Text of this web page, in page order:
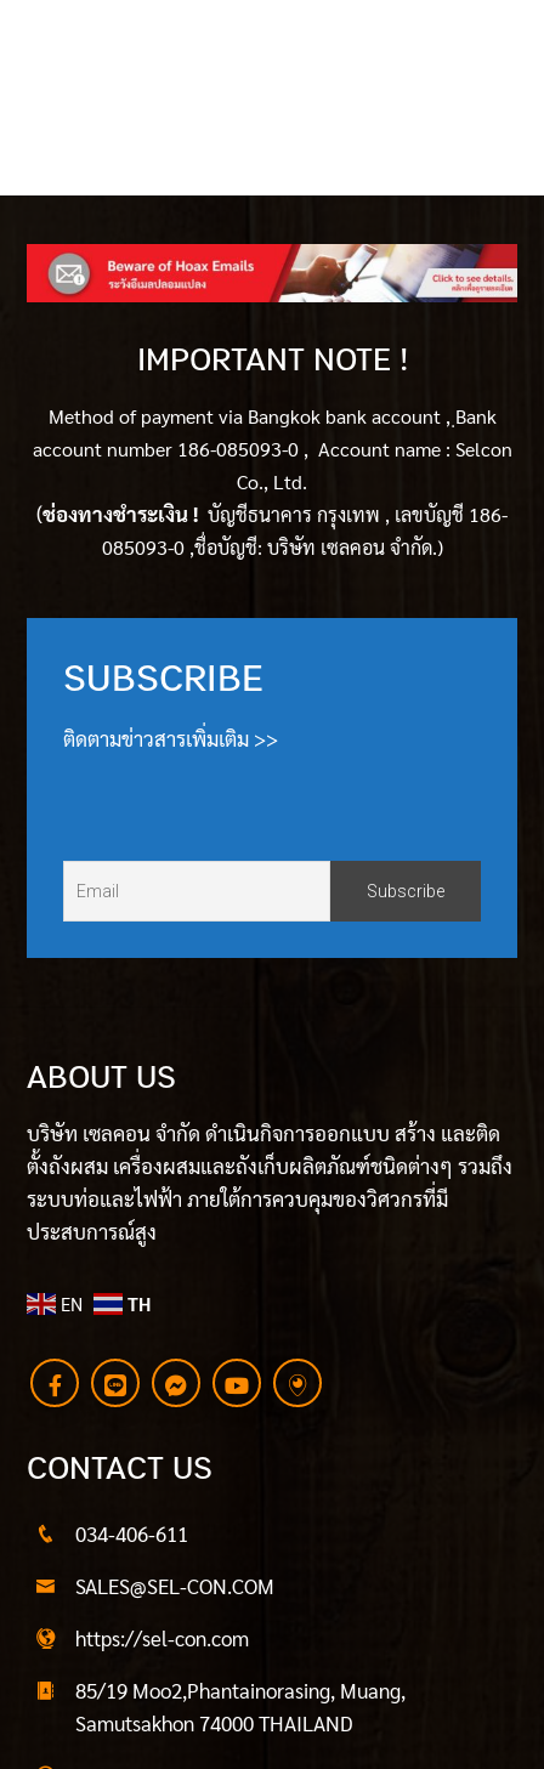
IMPORTANT NOTE !
Method of payment via Bangkok bank account , ฺBank
account number 186-085093-0 , Account name : Selcon
Co., Ltd.
(ช่องทางชำระเงิน ! บัญชีธนาคาร กรุงเทพ , เลขบัญชี 186-
085093-0 ,ชื่อบัญชี: บริษัท เซลคอน จำกัด.)
SUBSCRIBE
ติดตามข่าวสารเพิ่มเติม >>
ABOUT US
บริษัท เซลคอน จำกัด ดำเนินกิจการออกแบบ สร้าง และติด
ตั้งถังผสม เครื่องผสมและถังเก็บผลิตภัณฑ์ชนิดต่างๆ รวมถึง
ระบบท่อและไฟฟ้า ภายใต้การควบคุมของวิศวกรที่มี
ประสบการณ์สูง
EN TH
CONTACT US
034-406-611
SALES@SEL-CON.COM
https://sel-con.com
85/19 Moo2,Phantainorasing, Muang,
Samutsakhon 74000 THAILAND